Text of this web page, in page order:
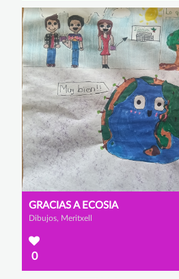
GRACIAS A ECOSIA
Dibujos, Meritxell
0